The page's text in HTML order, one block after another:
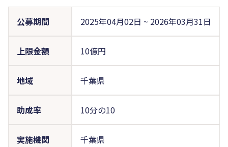
公募期間 2025年04月02日 ~ 2026年03月31日
上限金額 10億円
地域 千葉県
助成率 10分の10
実施機関 千葉県